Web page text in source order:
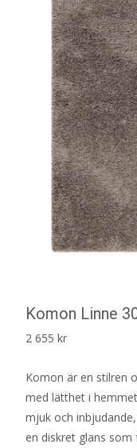
Komon Linne
2 655 kr
Komon är en stilren
med lätthet i
mjuk och
en diskret glans